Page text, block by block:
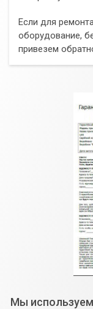
Если для
оборудование,
привезем
Мы